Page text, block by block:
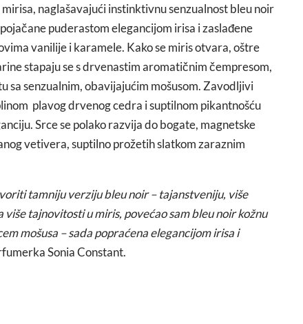
naglašavajući instinktivnu senzualnost bleu noir
puderastom elegancijom irisa i zaslađene
vanilije i karamele. Kako se miris otvara, oštre
stapaju se s drvenastim aromatičnim čempresom,
sa senzualnim, obavijajućim mošusom. Zavodljivi
plavog drvenog cedra i suptilnom pikantnošću
Srce se polako razvija do bogate, magnetske
vetivera, suptilno prožetih slatkom zaraznim
tamniju verziju bleu noir – tajanstveniju, više
tajnovitosti u miris, povećao sam bleu noir kožnu
mošusa – sada popraćena elegancijom irisa i
Sonia Constant.